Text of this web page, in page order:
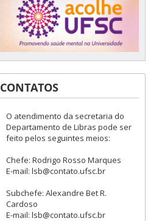
CONTATOS
O atendimento da secretaria do
Departamento de Libras pode ser
feito pelos seguintes meios:
Chefe: Rodrigo Rosso Marques
E-mail: lsb@contato.ufsc.br
Subchefe: Alexandre Bet R.
Cardoso
E-mail: lsb@contato.ufsc.br